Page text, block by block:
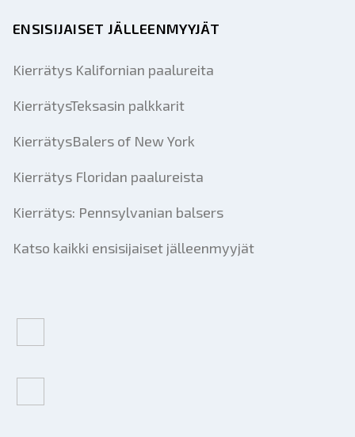
ENSISIJAISET JÄLLEENMYYJÄT
Kierrätys Kalifornian paalureita
KierrätysTeksasin palkkarit
KierrätysBalers of New York
Kierrätys Floridan paalureista
Kierrätys: Pennsylvanian balsers
Katso kaikki ensisijaiset jälleenmyyjät